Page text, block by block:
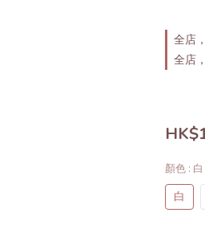
全店
全店
顏色 : 白
白